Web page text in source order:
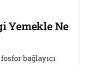
Yemekle Ne
bağlayıcı